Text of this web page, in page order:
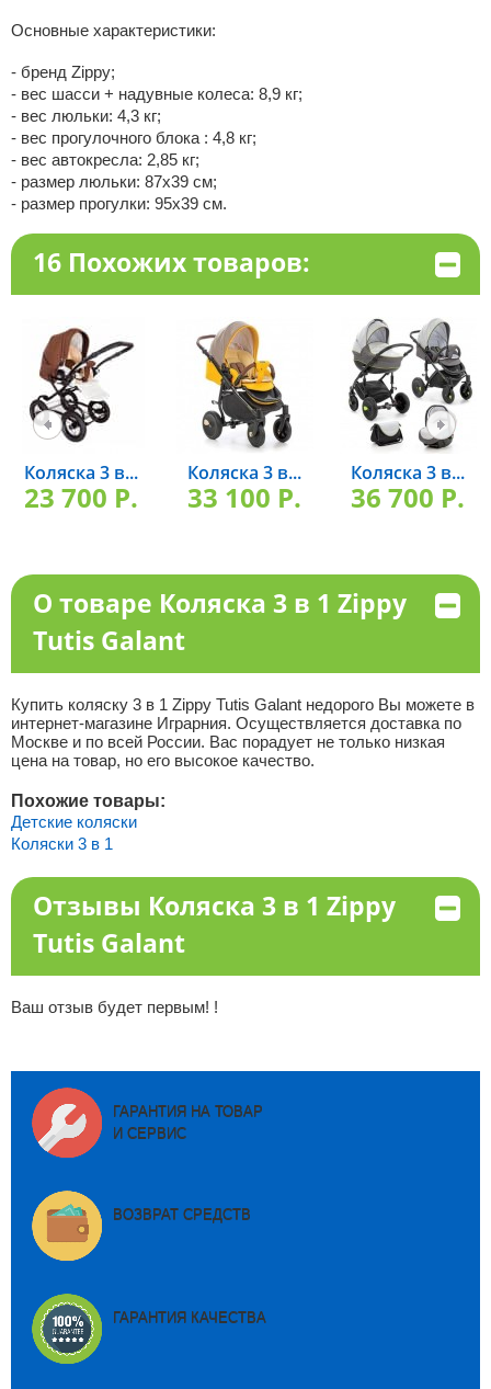
Основные характеристики:
- бренд Zippy;
- вес шасси + надувные колеса: 8,9 кг;
- вес люльки: 4,3 кг;
- вес прогулочного блока : 4,8 кг;
- вес автокресла: 2,85 кг;
- размер люльки: 87х39 см;
- размер прогулки: 95х39 см.
16 Похожих товаров:
Коляска 3 в...
23 700 P.
Коляска 3 в...
33 100 P.
Коляска 3 в...
36 700 P.
О товаре Коляска 3 в 1 Zippy
Tutis Galant
Купить коляску 3 в 1 Zippy Tutis Galant недорого Вы можете в
интернет-магазине Играрния. Осуществляется доставка по
Москве и по всей России. Вас порадует не только низкая
цена на товар, но его высокое качество.
Похожие товары:
Детские коляски
Коляски 3 в 1
Отзывы Коляска 3 в 1 Zippy
Tutis Galant
Ваш отзыв будет первым! !
ГАРАНТИЯ НА ТОВАР
И СЕРВИС
ВОЗВРАТ СРЕДСТВ
ГАРАНТИЯ КАЧЕСТВА